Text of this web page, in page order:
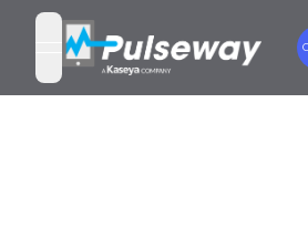
open navigation menu